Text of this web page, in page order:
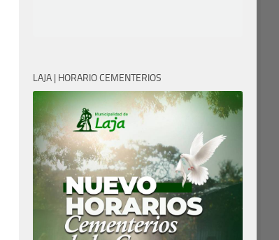
LAJA | HORARIO CEMENTERIOS